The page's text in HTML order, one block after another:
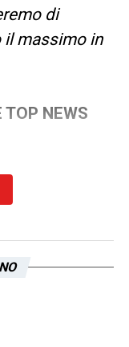
di
il massimo in
TOP NEWS